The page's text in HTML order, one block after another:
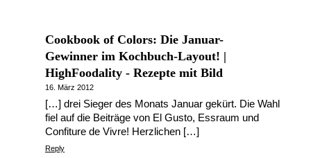
Cookbook of Colors: Die Januar-
Gewinner im Kochbuch-Layout! |
HighFoodality - Rezepte mit Bild
16. März 2012
[…] drei Sieger des Monats Januar gekürt. Die Wahl
fiel auf die Beiträge von El Gusto, Essraum und
Confiture de Vivre! Herzlichen […]
Reply